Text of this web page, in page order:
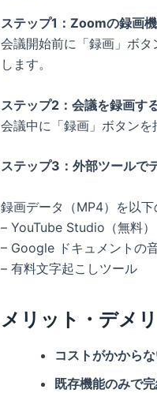
ステップ1：Zoomの録画
会議開始前に「録画」ボ
します。
ステップ2：会議を録画す
会議中に「録画」ボタンを
ステップ3：外部ツールで
録画データ（MP4）を以下
– YouTube Studio（無料）
– Google ドキュメントの
– 有料文字起こしツール
メリット・デメ
コストがかから
既存機能のみで